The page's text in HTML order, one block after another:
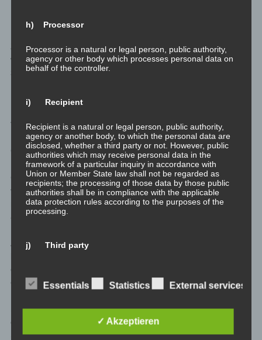
Reflektieren ist eine Art Analyse. Und die analytische
Zusammenhänge zu erkennen. Die Einsicht, dass etwas so ist,
wie es ist, rückt direkt im Ego und im Schatten dieses Etwas
zurecht. Und wird damit auch direkt einiges in verschiedenen
Veränderung passiert. Wie von selbst. So lernt im ungesunden
Fall, weil nicht ehrlich reflektiert, die Persona eine
Grundeinstellung zu maskieren.
Grundeinstellungen werden sich nicht verändern. Wenn, wie im
vorherigen Beispiel, Familie nicht wichtig ist, wird sie das auch
nicht werden. Wenn derart essenzielle Dinge nicht in der Kindheit
angelegt wurden, dann werden sie das auch nicht.
Aber so viele andere Dinge die einen selbst, und nur einen selbst
gegenüber oder anderen gegenüber plötzlich die Wertigkeit
erhalten das auch mal den anderen zu sagen.
Sich nicht selbst wirklich gründlich zu reflektieren ist aus Sicht
der analytischen Psychologie fast eine Art der
Selbstmisshandlung. Sich nur mit den Seiten zu beschäftigen,
h) Processor
Processor is a natural or legal person, public authority,
agency or other body which processes personal data on
behalf of the controller.
i) Recipient
Recipient is a natural or legal person, public authority,
agency or another body, to which the personal data are
disclosed, whether a third party or not. However, public
authorities which may receive personal data in the
framework of a particular inquiry in accordance with
Union or Member State law shall not be regarded as
recipients; the processing of those data by those public
authorities shall be in compliance with the applicable
data protection rules according to the purposes of the
processing.
j) Third party
agency or body other than the data subject, controller,
processor and persons who, under the direct authority of
personal data.
Essentials Statistics External services
✓ Akzeptieren